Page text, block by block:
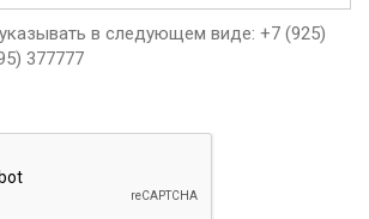
в следующем виде: +7 (925)
377777